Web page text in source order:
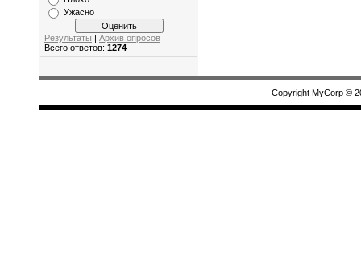
Ужасно
Результаты
Архив опросов
Всего ответов: 1274
Copyright MyCorp ©